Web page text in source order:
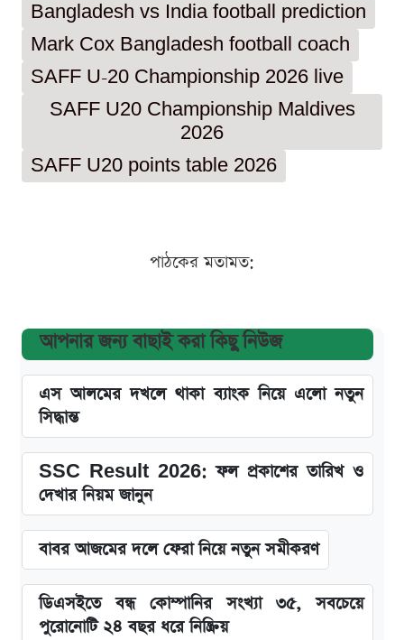
Bangladesh vs India football prediction
Mark Cox Bangladesh football coach
SAFF U-20 Championship 2026 live
SAFF U20 Championship Maldives
2026
SAFF U20 points table 2026
পাঠকের মতামত:
আপনার জন্য বাছাই করা কিছু নিউজ
এস আলমের দখলে থাকা ব্যাংক নিয়ে এলো নতুন
সিদ্ধান্ত
SSC Result 2026: ফল প্রকাশের তারিখ ও
দেখার নিয়ম জানুন
বাবর আজমের দলে ফেরা নিয়ে নতুন সমীকরণ
ডিএসইতে বন্ধ কোম্পানির সংখ্যা ৩৫, সবচেয়ে
পুরোনোটি ২৪ বছর ধরে নিষ্ক্রিয়